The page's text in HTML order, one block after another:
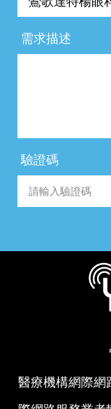
需求描述
驗證碼
醫療機構網際網